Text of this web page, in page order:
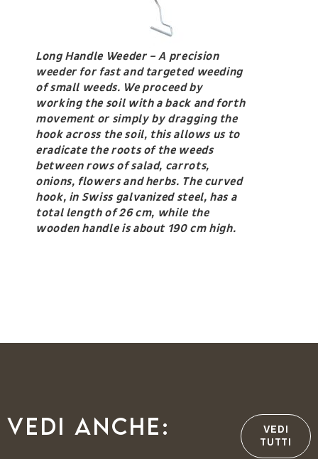
Long Handle Weeder – A precision
weeder for fast and targeted weeding
of small weeds. We proceed by
working the soil with a back and forth
movement or simply by dragging the
hook across the soil, this allows us to
eradicate the roots of the weeds
between rows of salad, carrots,
onions, flowers and herbs. The curved
hook, in Swiss galvanized steel, has a
total length of 26 cm, while the
wooden handle is about 190 cm high.
Vedi anche:
VEDI
TUTTI